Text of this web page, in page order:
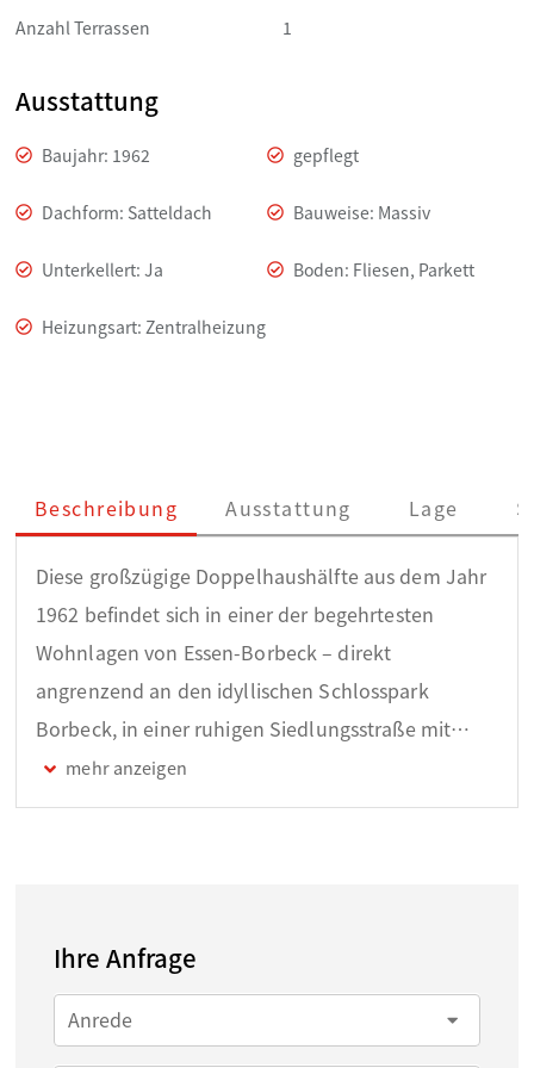
Anzahl Terrassen 1
Ausstattung
Baujahr: 1962 gepflegt
Dachform: Satteldach Bauweise: Massiv
Unterkellert: Ja Boden: Fliesen, Parkett
Heizungsart: Zentralheizung
Beschreibung Ausstattung Lage
Diese großzügige Doppelhaushälfte aus dem Jahr
1962 befindet sich in einer der begehrtesten
Wohnlagen von Essen-Borbeck – direkt
angrenzend an den idyllischen Schlosspark
Borbeck, in einer ruhigen Siedlungsstraße mit
Tempo-30-Zone. Die Kombination aus
naturnahem Wohnen, großzügigem Platzangebot
Auf einem ca. 583 m² großen Grundstück bietet
das Haus rund 171 m² Wohnfläche sowie
Ihre Anfrage
Anrede